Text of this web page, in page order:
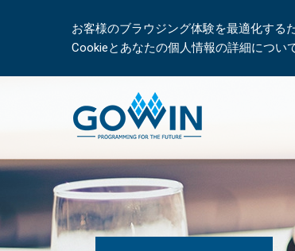
お客様のブラウジング体験を最適化する
Cookieとあなたの個人情報の詳細につい